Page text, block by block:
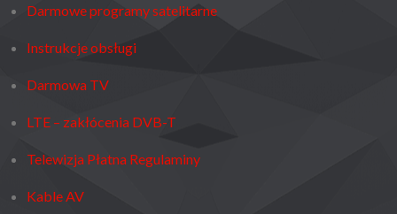
Darmowe programy satelitarne
Instrukcje obsługi
Darmowa TV
LTE – zakłócenia DVB-T
Telewizja Płatna Regulaminy
Kable AV